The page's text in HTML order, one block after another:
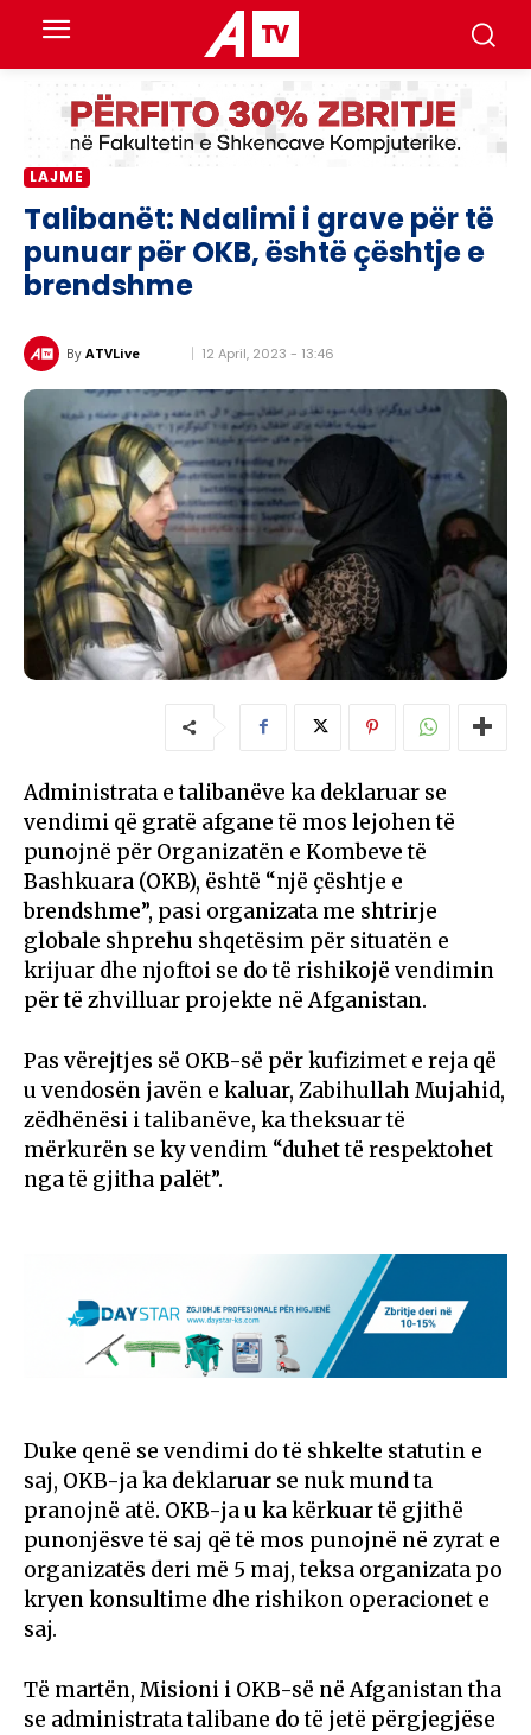
LAJME
Talibanët: Ndalimi i grave për të
punuar për OKB, është çështje e
brendshme
By ATVLive 12 April, 2023 - 13:46
Administrata e talibanëve ka deklaruar se
vendimi që gratë afgane të mos lejohen të
punojnë për Organizatën e Kombeve të
Bashkuara (OKB), është “një çështje e
brendshme”, pasi organizata me shtrirje
globale shprehu shqetësim për situatën e
krijuar dhe njoftoi se do të rishikojë vendimin
për të zhvilluar projekte në Afganistan.
Pas vërejtjes së OKB-së për kufizimet e reja që
u vendosën javën e kaluar, Zabihullah Mujahid,
zëdhënësi i talibanëve, ka theksuar të
mërkurën se ky vendim “duhet të respektohet
nga të gjitha palët”.
Duke qenë se vendimi do të shkelte statutin e
saj, OKB-ja ka deklaruar se nuk mund ta
pranojnë atë. OKB-ja u ka kërkuar të gjithë
punonjësve të saj që të mos punojnë në zyrat e
organizatës deri më 5 maj, teksa organizata po
kryen konsultime dhe rishikon operacionet e
saj.
Të martën, Misioni i OKB-së në Afganistan tha
se administrata talibane do të jetë përgjegjëse